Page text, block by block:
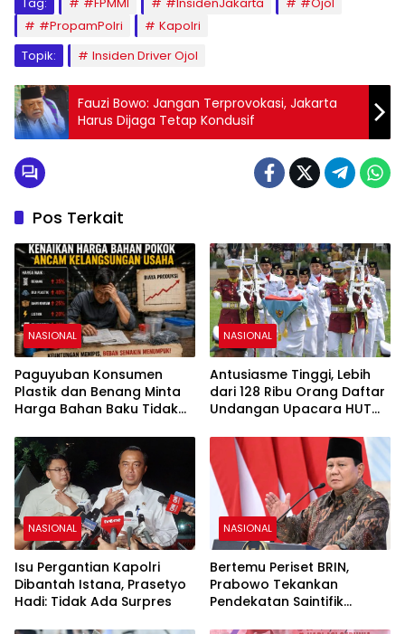
#PropamPolri
Kapolri
Topik:
Insiden Driver Ojol
Fauzi Bowo: Jangan Terprovokasi, Jakarta
Harus Dijaga Tetap Kondusif
Pos Terkait
NASIONAL
Paguyuban Konsumen
Plastik dan Benang Minta
Harga Bahan Baku Tidak
NASIONAL
Antusiasme Tinggi, Lebih
dari 128 Ribu Orang Daftar
Undangan Upacara HUT
NASIONAL
Isu Pergantian Kapolri
Dibantah Istana, Prasetyo
Hadi: Tidak Ada Surpres
NASIONAL
Bertemu Periset BRIN,
Prabowo Tekankan
Pendekatan Saintifik